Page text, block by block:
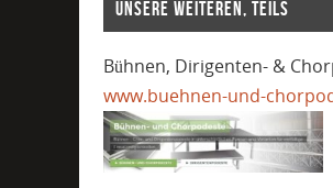
UNSERE WEITEREN, TEILS
Bühnen, Dirigenten- &
www.buehnen-und-